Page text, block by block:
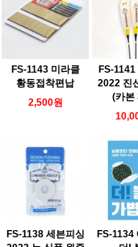
FS-1143 미라클
황동접착편납
2,500원
FS-
2022 진
(카본
FS-1138 세븐피싱
FS-1134